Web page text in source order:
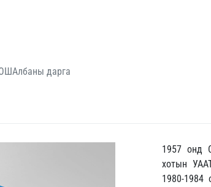
дарга
1957 онд
хотын
1980-1984